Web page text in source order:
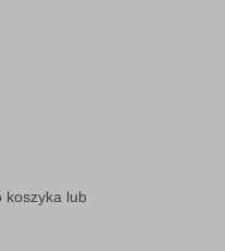
koszyka lub